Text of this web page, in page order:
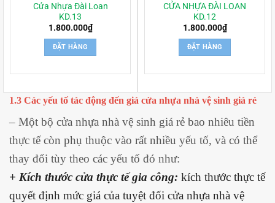
Cửa Nhựa Đài Loan
KD.13
1.800.000₫
ĐẶT HÀNG
CỬA NHỰA ĐÀI LOAN
KD.12
1.800.000₫
ĐẶT HÀNG
1.3 Các yếu tố tác động đến giá cửa nhựa nhà vệ sinh giá rẻ
– Một bộ cửa nhựa nhà vệ sinh giá rẻ bao nhiêu tiền
thực tế còn phụ thuộc vào rất nhiều yếu tố, và có thể
thay đổi tùy theo các yếu tố đó như:
+ Kích thước cửa thực tế gia công: kích thước thực tế
quyết định mức giá của tuyệt đối cửa nhựa nhà vệ